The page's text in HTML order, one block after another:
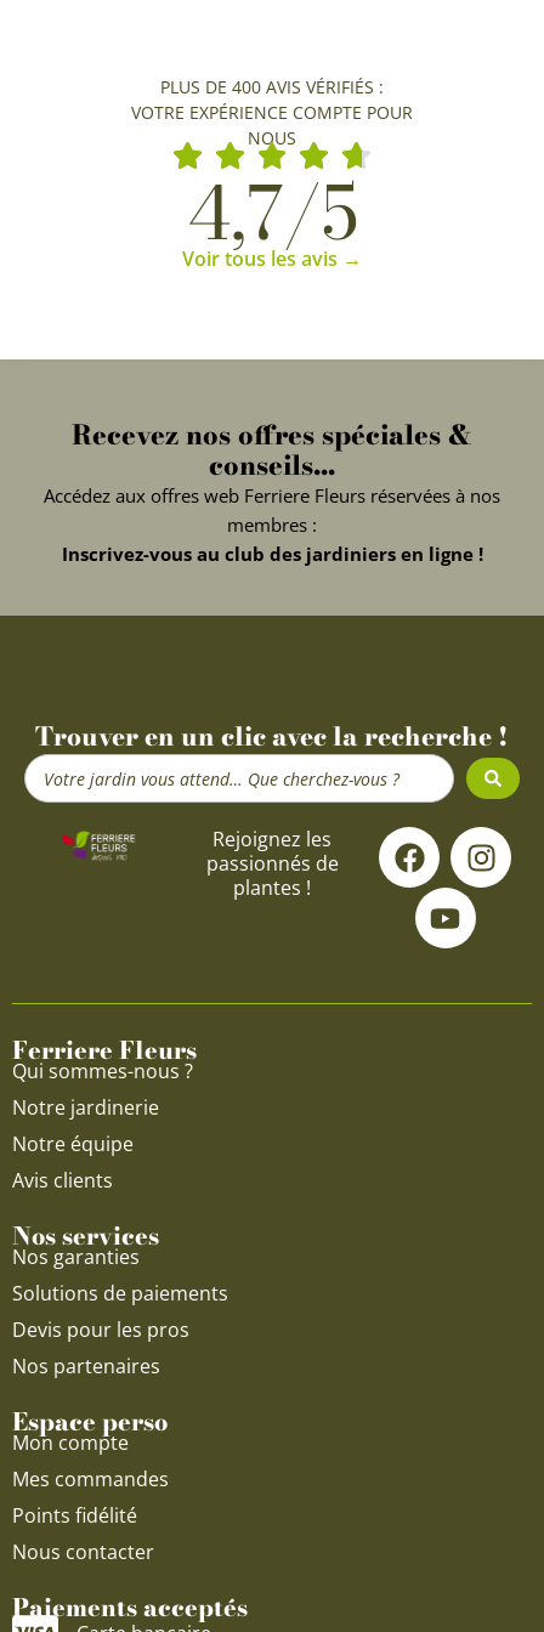
PLUS DE 400 AVIS VÉRIFIÉS :
VOTRE EXPÉRIENCE COMPTE POUR
NOUS
4,7/5
Voir tous les avis →
Recevez nos offres spéciales &
conseils...
Accédez aux offres web Ferriere Fleurs réservées à nos
membres :
Inscrivez-vous au club des jardiniers en ligne !
Trouver en un clic avec la recherche !
Search
...
Rejoignez les
passionnés de
plantes !
F
a
c
e
o
I
n
s
g
Y
o
u
t
u
b
Ferriere Fleurs
Qui sommes-nous ?
Notre jardinerie
Notre équipe
Avis clients
Nos services
Nos garanties
Solutions de paiements
Devis pour les pros
Nos partenaires
Espace perso
Mon compte
Mes commandes
Points fidélité
Nous contacter
Paiements acceptés